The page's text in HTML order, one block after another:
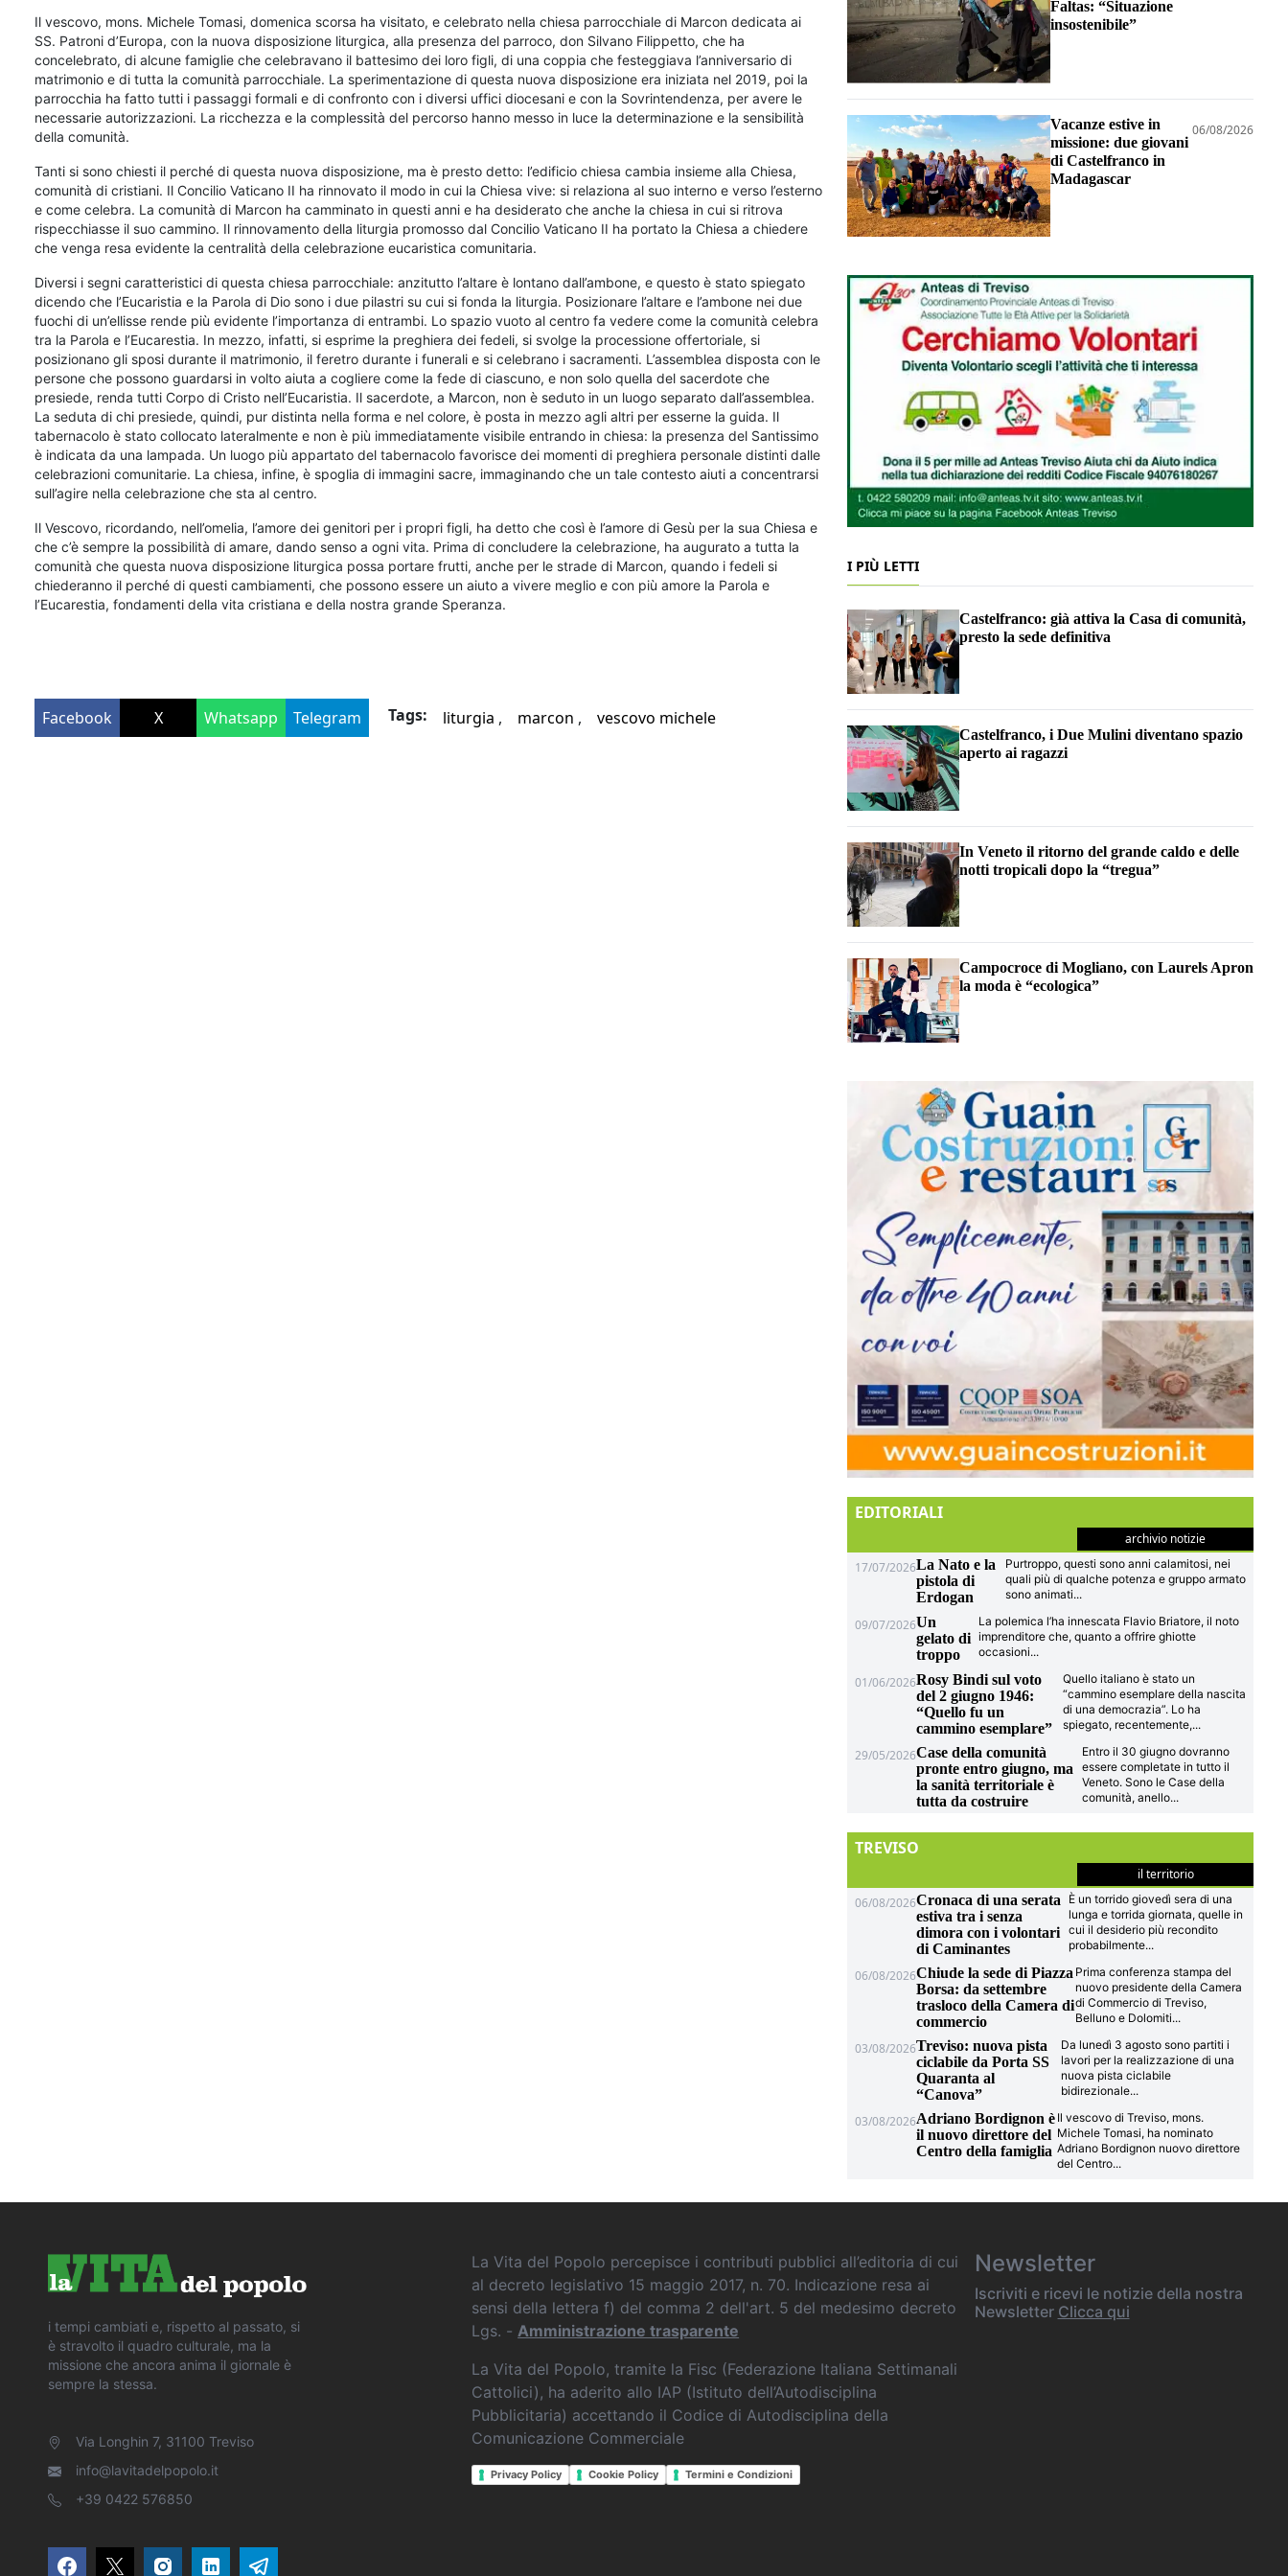
Il vescovo, mons. Michele Tomasi, domenica scorsa ha visitato, e celebrato nella chiesa parrocchiale di Marcon dedicata ai
SS. Patroni d’Europa, con la nuova disposizione liturgica, alla presenza del parroco, don Silvano Filippetto, che ha
concelebrato, di alcune famiglie che celebravano il battesimo dei loro figli, di una coppia che festeggiava l’anniversario di
matrimonio e di tutta la comunità parrocchiale. La sperimentazione di questa nuova disposizione era iniziata nel 2019, poi la
parrocchia ha fatto tutti i passaggi formali e di confronto con i diversi uffici diocesani e con la Sovrintendenza, per avere le
necessarie autorizzazioni. La ricchezza e la complessità del percorso hanno messo in luce la determinazione e la sensibilità
della comunità.
Tanti si sono chiesti il perché di questa nuova disposizione, ma è presto detto: l’edificio chiesa cambia insieme alla Chiesa,
comunità di cristiani. Il Concilio Vaticano II ha rinnovato il modo in cui la Chiesa vive: si relaziona al suo interno e verso l’esterno
e come celebra. La comunità di Marcon ha camminato in questi anni e ha desiderato che anche la chiesa in cui si ritrova
rispecchiasse il suo cammino. Il rinnovamento della liturgia promosso dal Concilio Vaticano II ha portato la Chiesa a chiedere
che venga resa evidente la centralità della celebrazione eucaristica comunitaria.
Diversi i segni caratteristici di questa chiesa parrocchiale: anzitutto l’altare è lontano dall’ambone, e questo è stato spiegato
dicendo che l’Eucaristia e la Parola di Dio sono i due pilastri su cui si fonda la liturgia. Posizionare l’altare e l’ambone nei due
fuochi di un’ellisse rende più evidente l’importanza di entrambi. Lo spazio vuoto al centro fa vedere come la comunità celebra
tra la Parola e l’Eucarestia. In mezzo, infatti, si esprime la preghiera dei fedeli, si svolge la processione offertoriale, si
posizionano gli sposi durante il matrimonio, il feretro durante i funerali e si celebrano i sacramenti. L’assemblea disposta con le
persone che possono guardarsi in volto aiuta a cogliere come la fede di ciascuno, e non solo quella del sacerdote che
presiede, renda tutti Corpo di Cristo nell’Eucaristia. Il sacerdote, a Marcon, non è seduto in un luogo separato dall’assemblea.
La seduta di chi presiede, quindi, pur distinta nella forma e nel colore, è posta in mezzo agli altri per esserne la guida. Il
tabernacolo è stato collocato lateralmente e non è più immediatamente visibile entrando in chiesa: la presenza del Santissimo
è indicata da una lampada. Un luogo più appartato del tabernacolo favorisce dei momenti di preghiera personale distinti dalle
celebrazioni comunitarie. La chiesa, infine, è spoglia di immagini sacre, immaginando che un tale contesto aiuti a concentrarsi
sull’agire nella celebrazione che sta al centro.
Il Vescovo, ricordando, nell’omelia, l’amore dei genitori per i propri figli, ha detto che così è l’amore di Gesù per la sua Chiesa e
che c’è sempre la possibilità di amare, dando senso a ogni vita. Prima di concludere la celebrazione, ha augurato a tutta la
comunità che questa nuova disposizione liturgica possa portare frutti, anche per le strade di Marcon, quando i fedeli si
chiederanno il perché di questi cambiamenti, che possono essere un aiuto a vivere meglio e con più amore la Parola e
l’Eucarestia, fondamenti della vita cristiana e della nostra grande Speranza.
Facebook X Whatsapp Telegram Tags: liturgia marcon vescovo michele
Faltas: “Situazione
insostenibile”
Vacanze estive in
missione: due giovani
di Castelfranco in
Madagascar
06/08/2026
I PIÙ LETTI
Castelfranco: già attiva la Casa di comunità,
presto la sede definitiva
Castelfranco, i Due Mulini diventano spazio
aperto ai ragazzi
In Veneto il ritorno del grande caldo e delle
notti tropicali dopo la “tregua”
Campocroce di Mogliano, con Laurels Apron
la moda è “ecologica”
EDITORIALI
archivio notizie
17/07/2026La Nato e la
pistola di
Erdogan
Purtroppo, questi sono anni calamitosi, nei
quali più di qualche potenza e gruppo armato
sono animati...
09/07/2026Un
gelato di
troppo
La polemica l’ha innescata Flavio Briatore, il noto
imprenditore che, quanto a offrire ghiotte
occasioni...
01/06/2026Rosy Bindi sul voto
del 2 giugno 1946:
“Quello fu un
cammino esemplare”
Quello italiano è stato un
“cammino esemplare della nascita
di una democrazia”. Lo ha
spiegato, recentemente,...
29/05/2026Case della comunità
pronte entro giugno, ma
la sanità territoriale è
tutta da costruire
Entro il 30 giugno dovranno
essere completate in tutto il
Veneto. Sono le Case della
comunità, anello...
TREVISO
il territorio
06/08/2026Cronaca di una serata
estiva tra i senza
dimora con i volontari
di Caminantes
È un torrido giovedì sera di una
lunga e torrida giornata, quelle in
cui il desiderio più recondito
probabilmente...
06/08/2026Chiude la sede di Piazza
Borsa: da settembre
trasloco della Camera di
commercio
Prima conferenza stampa del
nuovo presidente della Camera
di Commercio di Treviso,
Belluno e Dolomiti...
03/08/2026Treviso: nuova pista
ciclabile da Porta SS
Quaranta al
“Canova”
Da lunedì 3 agosto sono partiti i
lavori per la realizzazione di una
nuova pista ciclabile
bidirezionale...
03/08/2026Adriano Bordignon è
il nuovo direttore del
Centro della famiglia
Il vescovo di Treviso, mons.
Michele Tomasi, ha nominato
Adriano Bordignon nuovo direttore
del Centro...
i tempi cambiati e, rispetto al passato, si
è stravolto il quadro culturale, ma la
missione che ancora anima il giornale è
sempre la stessa.
Via Longhin 7, 31100 Treviso
info@lavitadelpopolo.it
+39 0422 576850
La Vita del Popolo percepisce i contributi pubblici all’editoria di cui
al decreto legislativo 15 maggio 2017, n. 70. Indicazione resa ai
sensi della lettera f) del comma 2 dell'art. 5 del medesimo decreto
Lgs. -Amministrazione trasparente
La Vita del Popolo, tramite la Fisc (Federazione Italiana Settimanali
Cattolici), ha aderito allo IAP (Istituto dell’Autodisciplina
Pubblicitaria) accettando il Codice di Autodisciplina della
Comunicazione Commerciale
Privacy Policy Cookie Policy Termini e Condizioni
Newsletter
Iscriviti e ricevi le notizie della nostra
Newsletter Clicca qui